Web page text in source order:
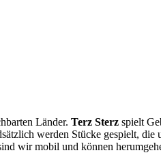
Länder. Terz Sterz spielt
werden Stücke gespielt, die
wir mobil und können